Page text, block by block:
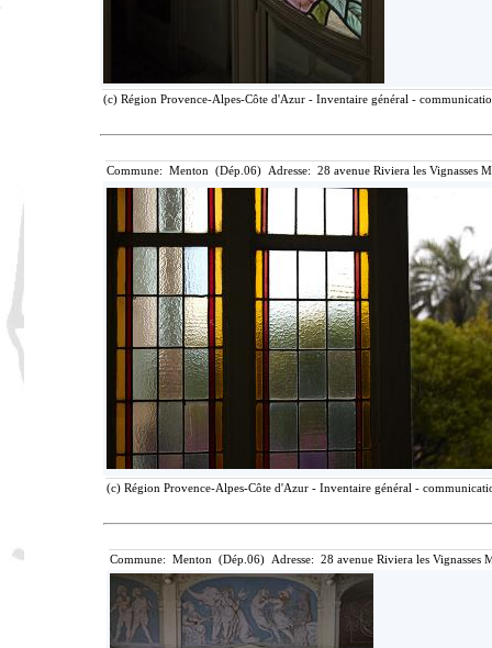
(c) Région Provence-Alpes-Côte d'Azur - Inventaire général -
Commune: Menton (Dép.06) Adresse: 28 avenue Riviera les Vignasses
(c) Région Provence-Alpes-Côte d'Azur - Inventaire général -
Commune: Menton (Dép.06) Adresse: 28 avenue Riviera les